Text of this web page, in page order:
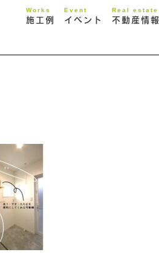
Works
施工例
Event
イベント
Real estate
不動産情報